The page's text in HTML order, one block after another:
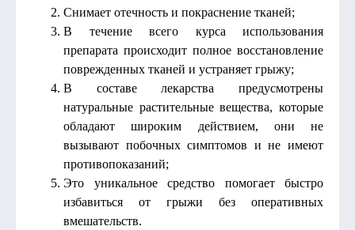
Снимает отечность и покраснение тканей;
В течение всего курса использования
препарата происходит полное восстановление
поврежденных тканей и устраняет грыжу;
В составе лекарства предусмотрены
натуральные растительные вещества, которые
обладают широким действием, они не
вызывают побочных симптомов и не имеют
противопоказаний;
Это уникальное средство помогает быстро
избавиться от грыжи без оперативных
вмешательств.